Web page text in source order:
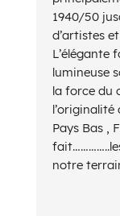
1940/50
d’artistes
L’élégante
lumineuse
la force du
l’originalité
Pays Bas ,
notre